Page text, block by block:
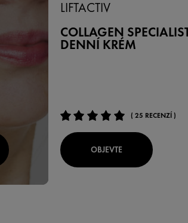
LIFTACTIV
COLLAGEN
DENNÍ KRÉM
( 25 RECENZÍ )
OBJEVTE